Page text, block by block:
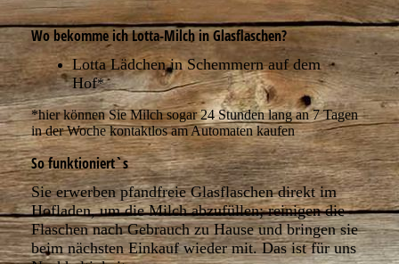
Wo bekomme ich Lotta-Milch in Glasflaschen?
Lotta Lädchen in Schemmern auf dem
Hof*
*hier können Sie Milch sogar 24 Stunden lang an 7 Tagen
in der Woche kontaktlos am Automaten kaufen
So funktioniert`s
Sie erwerben pfandfreie Glasflaschen direkt im
Hofladen, um die Milch abzufüllen; reinigen die
Flaschen nach Gebrauch zu Hause und bringen sie
beim nächsten Einkauf wieder mit. Das ist für uns